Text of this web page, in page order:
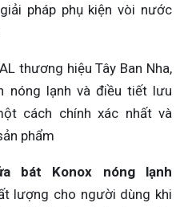
pháp phụ kiện vòi nước
thương hiệu Tây Ban Nha,
nóng lạnh và điều tiết lưu
cách chính xác nhất và
phẩm
bát Konox nóng lạnh
lượng cho người dùng khi